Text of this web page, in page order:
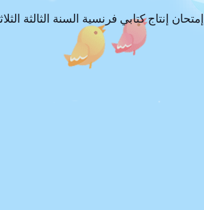
إمتحان إنتاج كتابي فرنسية السنة الثالثة